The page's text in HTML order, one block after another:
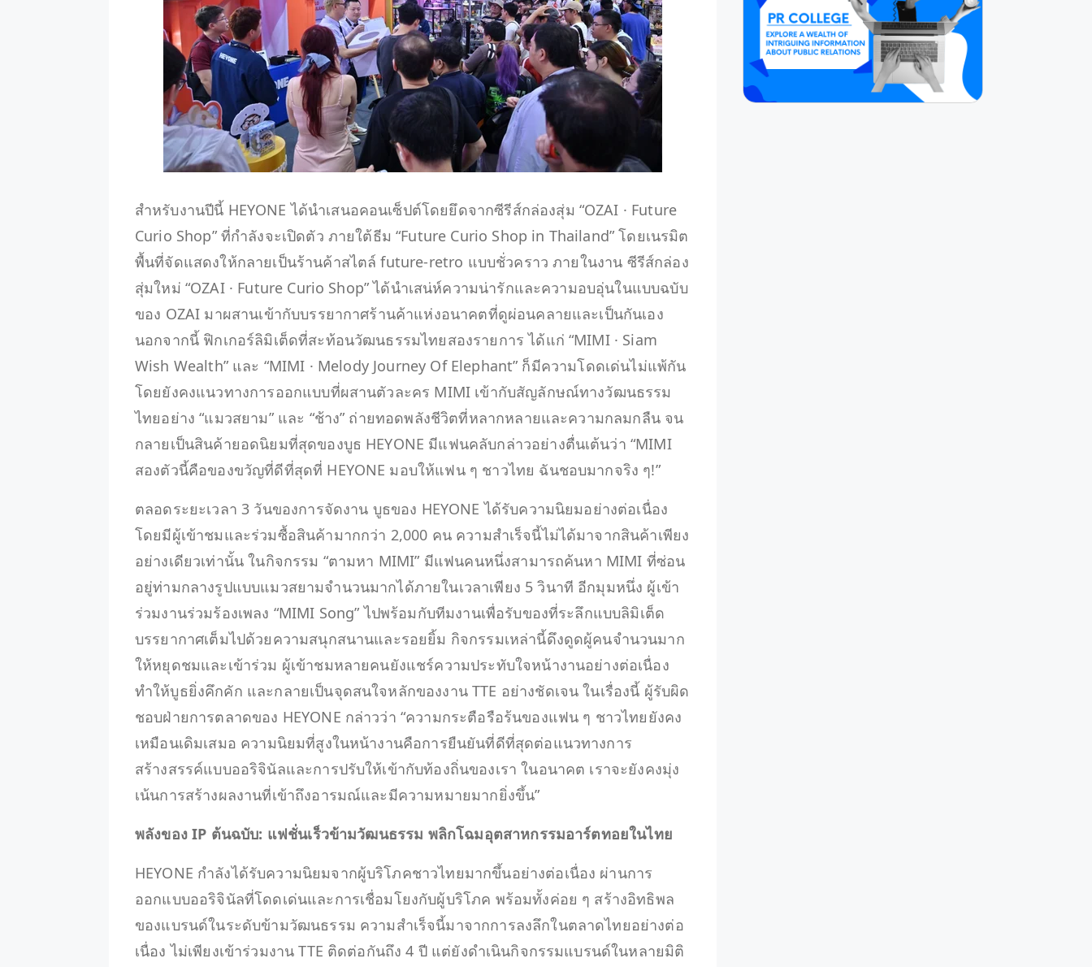
สำหรับงานปีนี้ HEYONE ได้นำเสนอคอนเซ็ปต์โดยยึดจากซีรีส์กล่องสุ่ม “OZAI · Future
Curio Shop” ที่กำลังจะเปิดตัว ภายใต้ธีม “Future Curio Shop in Thailand” โดยเนรมิต
พื้นที่จัดแสดงให้กลายเป็นร้านค้าสไตล์ future-retro แบบชั่วคราว ภายในงาน ซีรีส์กล่อง
สุ่มใหม่ “OZAI · Future Curio Shop” ได้นำเสน่ห์ความน่ารักและความอบอุ่นในแบบฉบับ
ของ OZAI มาผสานเข้ากับบรรยากาศร้านค้าแห่งอนาคตที่ดูผ่อนคลายและเป็นกันเอง
นอกจากนี้ ฟิกเกอร์ลิมิเต็ดที่สะท้อนวัฒนธรรมไทยสองรายการ ได้แก่ “MIMI · Siam
Wish Wealth” และ “MIMI · Melody Journey Of Elephant” ก็มีความโดดเด่นไม่แพ้กัน
โดยยังคงแนวทางการออกแบบที่ผสานตัวละคร MIMI เข้ากับสัญลักษณ์ทางวัฒนธรรม
ไทยอย่าง “แมวสยาม” และ “ช้าง” ถ่ายทอดพลังชีวิตที่หลากหลายและความกลมกลืน จน
กลายเป็นสินค้ายอดนิยมที่สุดของบูธ HEYONE มีแฟนคลับกล่าวอย่างตื่นเต้นว่า “MIMI
สองตัวนี้คือของขวัญที่ดีที่สุดที่ HEYONE มอบให้แฟน ๆ ชาวไทย ฉันชอบมากจริง ๆ!”
ตลอดระยะเวลา 3 วันของการจัดงาน บูธของ HEYONE ได้รับความนิยมอย่างต่อเนื่อง
โดยมีผู้เข้าชมและร่วมซื้อสินค้ามากกว่า 2,000 คน ความสำเร็จนี้ไม่ได้มาจากสินค้าเพียง
อย่างเดียวเท่านั้น ในกิจกรรม “ตามหา MIMI” มีแฟนคนหนึ่งสามารถค้นหา MIMI ที่ซ่อน
อยู่ท่ามกลางรูปแบบแมวสยามจำนวนมากได้ภายในเวลาเพียง 5 วินาที อีกมุมหนึ่ง ผู้เข้า
ร่วมงานร่วมร้องเพลง “MIMI Song” ไปพร้อมกับทีมงานเพื่อรับของที่ระลึกแบบลิมิเต็ด
บรรยากาศเต็มไปด้วยความสนุกสนานและรอยยิ้ม กิจกรรมเหล่านี้ดึงดูดผู้คนจำนวนมาก
ให้หยุดชมและเข้าร่วม ผู้เข้าชมหลายคนยังแชร์ความประทับใจหน้างานอย่างต่อเนื่อง
ทำให้บูธยิ่งคึกคัก และกลายเป็นจุดสนใจหลักของงาน TTE อย่างชัดเจน ในเรื่องนี้ ผู้รับผิด
ชอบฝ่ายการตลาดของ HEYONE กล่าวว่า “ความกระตือรือร้นของแฟน ๆ ชาวไทยยังคง
เหมือนเดิมเสมอ ความนิยมที่สูงในหน้างานคือการยืนยันที่ดีที่สุดต่อแนวทางการ
สร้างสรรค์แบบออริจินัลและการปรับให้เข้ากับท้องถิ่นของเรา ในอนาคต เราจะยังคงมุ่ง
เน้นการสร้างผลงานที่เข้าถึงอารมณ์และมีความหมายมากยิ่งขึ้น”
พลังของ IP ต้นฉบับ: แฟชั่นเร็วข้ามวัฒนธรรม พลิกโฉมอุตสาหกรรมอาร์ตทอยในไทย
HEYONE กำลังได้รับความนิยมจากผู้บริโภคชาวไทยมากขึ้นอย่างต่อเนื่อง ผ่านการ
ออกแบบออริจินัลที่โดดเด่นและการเชื่อมโยงกับผู้บริโภค พร้อมทั้งค่อย ๆ สร้างอิทธิพล
ของแบรนด์ในระดับข้ามวัฒนธรรม ความสำเร็จนี้มาจากการลงลึกในตลาดไทยอย่างต่อ
เนื่อง ไม่เพียงเข้าร่วมงาน TTE ติดต่อกันถึง 4 ปี แต่ยังดำเนินกิจกรรมแบรนด์ในหลายมิติ